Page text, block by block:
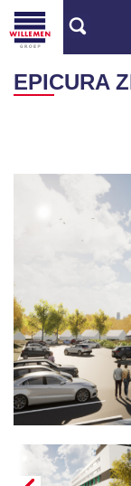
EPICURA